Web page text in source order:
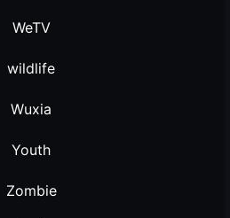
WeTV
wildlife
Wuxia
Youth
Zombie